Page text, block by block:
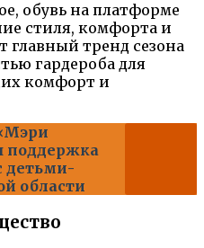
обувь на платформе
стиля, комфорта и
главный тренд сезона
гардероба для
комфорт и
поддержка
детьми-
области